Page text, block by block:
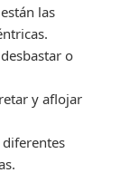
las
o
y aflojar